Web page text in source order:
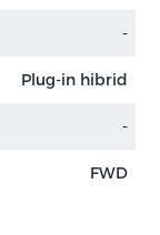
-
Plug-in hibrid
-
FWD